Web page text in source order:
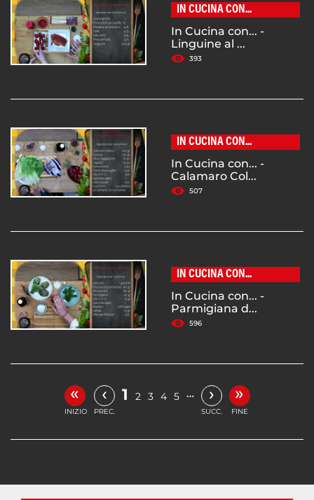
IN CUCINA CON...
In Cucina con... -
Linguine al ...
393
IN CUCINA CON...
In Cucina con... -
Calamaro Col...
507
IN CUCINA CON...
In Cucina con... -
Parmigiana d...
596
«
INIZIO
‹
PREC.
1 2 3 4 5 … ›
SUCC.
»
FINE